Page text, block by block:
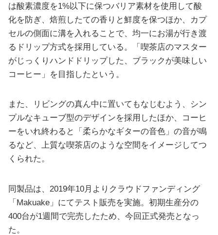
は酸素濃度を1%以下に保つバリア素材を使用して酸
化を防ぎ、焙煎したての香りと鮮度を保つほか、カプ
セルの側面に溝を入れることで、均一にお湯が行き渡
るドリップ方式を採用している。「喫茶店のマスター
がじっくりハンドドリップした、ブラックが美味しい
コーヒー」を目指したという。
また、リビングの真ん中に置いてもなじむよう、シン
プルなキューブ型のデザインを採用したほか、コーヒ
ーをいれ終わると「柔らかなギターの音色」の音が鳴
るなど、上質な喫茶店のような空間をイメージしてつ
くられた。
同製品は、2019年10月よりクラウドファンディング
「Makuake」にてテスト販売を実施。初期生産分の
400台が1週間で完売したため、今回正式発売となっ
た。